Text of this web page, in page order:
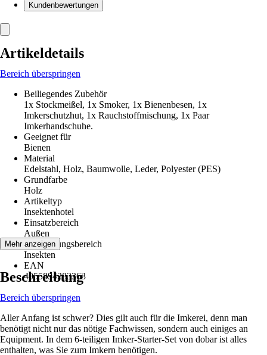
Kundenbewertungen
Artikeldetails
Bereich überspringen
Beiliegendes Zubehör
1x Stockmeißel, 1x Smoker, 1x Bienenbesen, 1x
Imkerschutzhut, 1x Rauchstoffmischung, 1x Paar
Imkerhandschuhe.
Geeignet für
Bienen
Material
Edelstahl, Holz, Baumwolle, Leder, Polyester (PES)
Grundfarbe
Holz
Artikeltyp
Insektenhotel
Einsatzbereich
Außen
Anwendungsbereich
Insekten
EAN
4055894283363
Mehr anzeigen
Beschreibung
Bereich überspringen
Aller Anfang ist schwer? Dies gilt auch für die Imkerei, denn man
benötigt nicht nur das nötige Fachwissen, sondern auch einiges an
Equipment. In dem 6-teiligen Imker-Starter-Set von dobar ist alles
enthalten, was Sie zum Imkern benötigen.